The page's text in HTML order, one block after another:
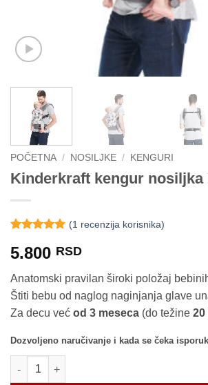
POČETNA / NOSILJKE / KENGURI
Kinderkraft kengur nosiljka
od 5 na
osnovu
ocene
kupca
(1 recenzija korisnika)
5.800 RSD
Anatomski pravilan široki položaj
Štiti bebu od naglog naginjanja glave
Za decu već od 3 meseca (do težine 20
Dozvoljeno naručivanje i kada se čeka
Kinderkraft kengur nosiljka NINO grey